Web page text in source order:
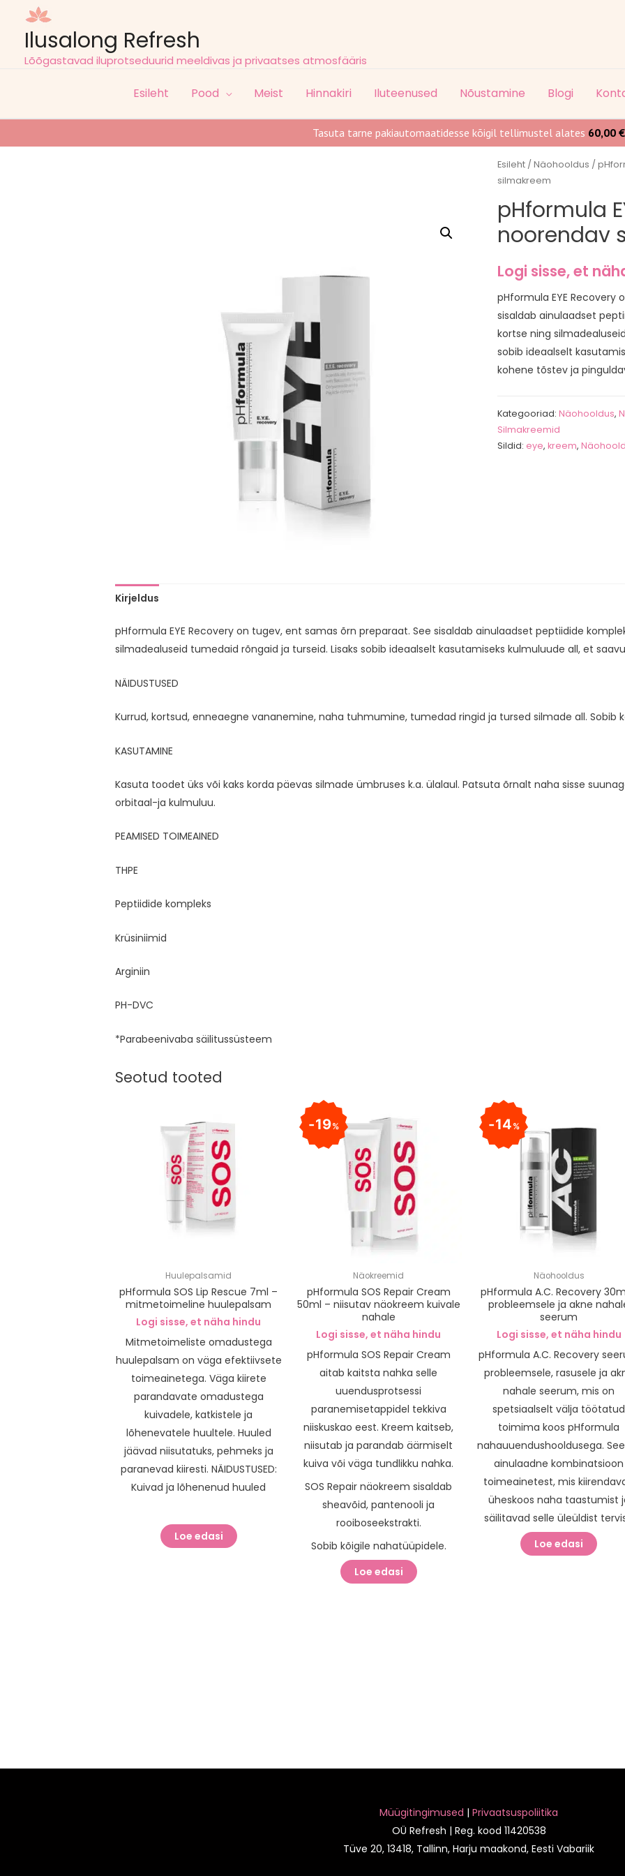
Tasuta tarne pakiautomaatidesse kõigil tellimustel alates 60,00 €
Ilusalong Refresh
Lõõgastavad iluprotseduurid meeldivas ja privaatses atmosfääris
Esileht Pood Meist Hinnakiri Iluteenused Nõustamine Blogi
Esileht/ Näohooldus /
silmakreem
pHformula
noorendav
Logi sisse, et
pHformula EYE
sisaldab ainulaadset
kortse ning
sobib ideaalselt
kohene tõstev ja
Kategooriad: Näohooldus,
Silmakreemid
Sildid: eye, kreem,
Kirjeldus
pHformula EYE Recovery on tugev, ent samas õrn preparaat. See sisaldab ainulaadset peptiidide
silmadealuseid tumedaid rõngaid ja turseid. Lisaks sobib ideaalselt kasutamiseks kulmuluude all, et
NÄIDUSTUSED
Kurrud, kortsud, enneaegne vananemine, naha tuhmumine, tumedad ringid ja tursed silmade all. Sobib
KASUTAMINE
Kasuta toodet üks või kaks korda päevas silmade ümbruses k.a. ülalaul. Patsuta õrnalt naha sisse
orbitaal-ja kulmuluu.
PEAMISED TOIMEAINED
THPE
Peptiidide kompleks
Krüsiniimid
Arginiin
PH-DVC
*Parabeenivaba säilitussüsteem
Seotud tooted
Huulepalsamid
pHformula SOS Lip Rescue 7ml –
mitmetoimeline huulepalsam
Logi sisse, et näha hindu
Mitmetoimeliste omadustega
huulepalsam on väga efektiivsete
toimeainetega. Väga kiirete
parandavate omadustega
kuivadele, katkistele ja
lõhenevatele huultele. Huuled
jäävad niisutatuks, pehmeks ja
paranevad kiiresti. NÄIDUSTUSED:
Kuivad ja lõhenenud huuled
Loe edasi
19%
Näokreemid
pHformula SOS Repair Cream
50ml – niisutav näokreem kuivale
nahale
Logi sisse, et näha hindu
pHformula SOS Repair Cream
aitab kaitsta nahka selle
uuendusprotsessi
paranemisetappidel tekkiva
niiskuskao eest. Kreem kaitseb,
niisutab ja parandab äärmiselt
kuiva või väga tundlikku nahka.
SOS Repair näokreem sisaldab
sheavõid, pantenooli ja
rooiboseekstrakti.
Sobib kõigile nahatüüpidele.
Loe edasi
14%
Näohooldus
pHformula A.C. Recovery
probleemsele ja akne
seerum
Logi sisse, et näha hindu
pHformula A.C. Recovery
probleemsele, rasusele ja
nahale seerum, mis on
spetsiaalselt välja töötatud
toimima koos pHformula
nahauuendushooldusega.
ainulaadne kombinatsioon
toimeainetest, mis
üheskoos naha taastumist
säilitavad selle üleüldist
Loe edasi
Müügitingimused | Privaatsuspoliitika
OÜ Refresh | Reg. kood 11420538
Tüve 20, 13418, Tallinn, Harju maakond, Eesti Vabariik